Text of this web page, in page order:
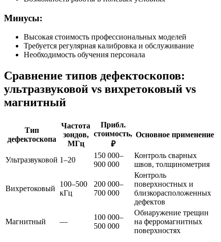
Минусы:
Высокая стоимость профессиональных моделей
Требуется регулярная калибровка и обслуживание
Необходимость обучения персонала
Сравнение типов дефектоскопов:
ультразвуковой vs вихретоковый vs
магнитный
Тип
дефектоскопа
Частота
зондов,
МГц
Прибл.
стоимость,
₽
Основное применение
Ультразвуковой 1–20
150 000–
900 000
Контроль сварных
швов, толщинометрия
Вихретоковый
100–500
кГц
200 000–
700 000
Контроль
поверхностных и
близкорасположенных
дефектов
Магнитный —
100 000–
500 000
Обнаружение трещин
на ферромагнитных
поверхностях